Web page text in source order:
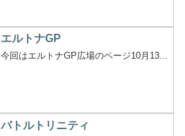
エルトナGP
今回はエルトナGP広場のページ10月13...
バトルトリニティ